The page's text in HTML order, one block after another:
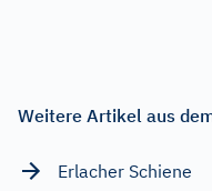
Weitere Artikel aus
Erlacher Schiene